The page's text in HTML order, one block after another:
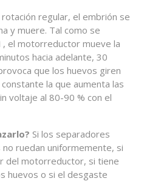
regular, el embrión se
y muere. Tal como se
, el motorreductor mueve la
hacia adelante, 30
que los huevos giren
la que aumenta las
voltaje al 80-90 % con el
Si los separadores
ruedan uniformemente, si
del motorreductor, si tiene
huevos o si el desgaste